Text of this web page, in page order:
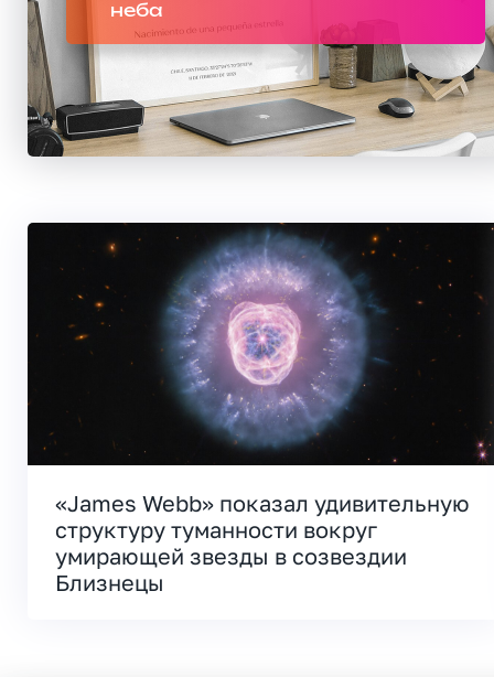
неба
«James Webb» показал удивительную
структуру туманности вокруг
умирающей звезды в созвездии
Близнецы